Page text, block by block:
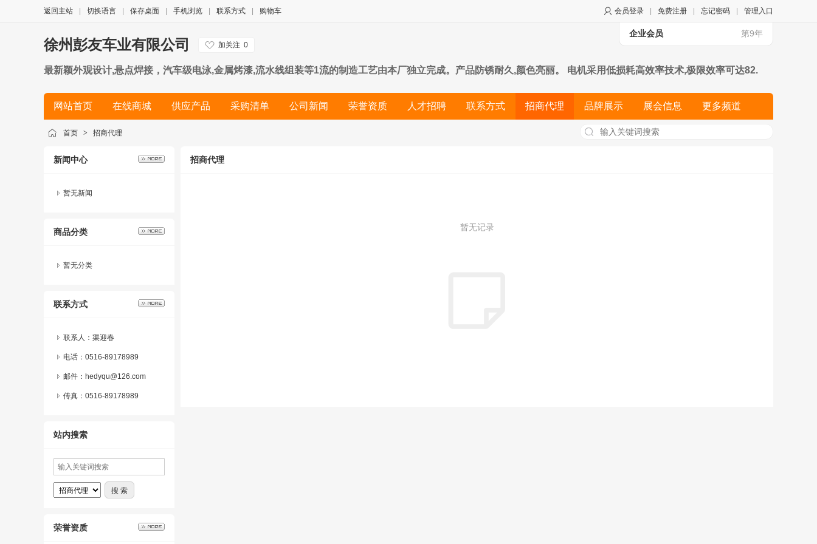
会员登录 免费注册 忘记密码 管理入口
返回主站 切换语言 保存桌面 手机浏览 联系方式 购物车
企业会员 第9年
徐州彭友车业有限公司 加关注 0
最新颖外观设计,悬点焊接，汽车级电泳,金属烤漆,流水线组装等1流的制造工艺由本厂独立完成。产品防锈耐久,颜色亮丽。 电机采用低损耗高效率技术,极限效率可达82.
用低噪音高速轴承.因此行驶起来 平稳,低噪,省电,顺畅,舒适度非常好。
网站首页 在线商城 供应产品 采购清单 公司新闻 荣誉资质 人才招聘 联系方式 招商代理 品牌展示 展会信息 更多频道
简历
首页 > 招商代理
新闻中心
暂无新闻
商品分类
暂无分类
联系方式
联系人：渠迎春
电话：0516-89178989
邮件：hedyqu@126.com
传真：0516-89178989
站内搜索
荣誉资质
招商代理
暂无记录